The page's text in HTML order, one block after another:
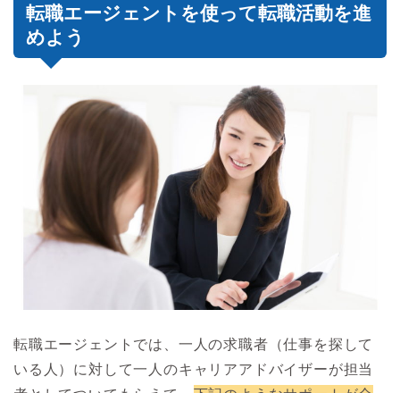
転職エージェントを使って転職活動を進
めよう
転職エージェントでは、一人の求職者（仕事を探して
いる人）に対して一人のキャリアアドバイザーが担当